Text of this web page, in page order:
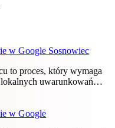
w Google Sosnowiec
to proces, który wymaga
lokalnych uwarunkowań…
w Google